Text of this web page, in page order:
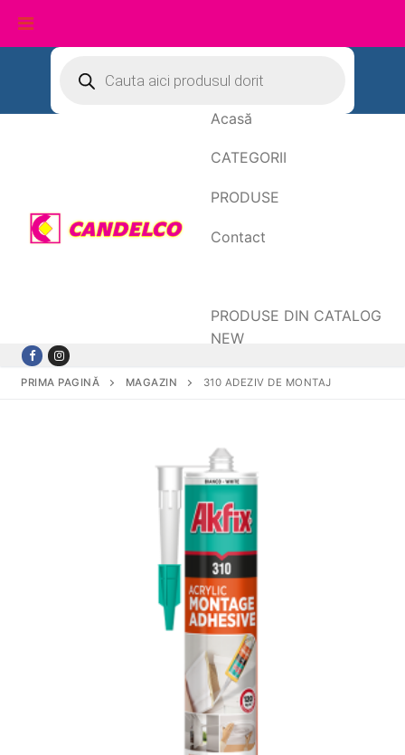
conținut
search
Acasă
CATEGORII
PRODUSE
Contact
PRODUSE DIN CATALOG
NEW
PRIMA PAGINĂ MAGAZIN 310 ADEZIV DE MONTAJ